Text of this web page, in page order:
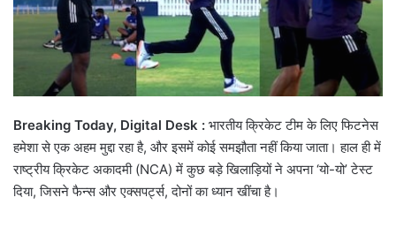
Breaking Today, Digital Desk : भारतीय क्रिकेट टीम के लिए फिटनेस
हमेशा से एक अहम मुद्दा रहा है, और इसमें कोई समझौता नहीं किया जाता। हाल ही में
राष्ट्रीय क्रिकेट अकादमी (NCA) में कुछ बड़े खिलाड़ियों ने अपना ‘यो-यो’ टेस्ट
दिया, जिसने फैन्स और एक्सपर्ट्स, दोनों का ध्यान खींचा है।